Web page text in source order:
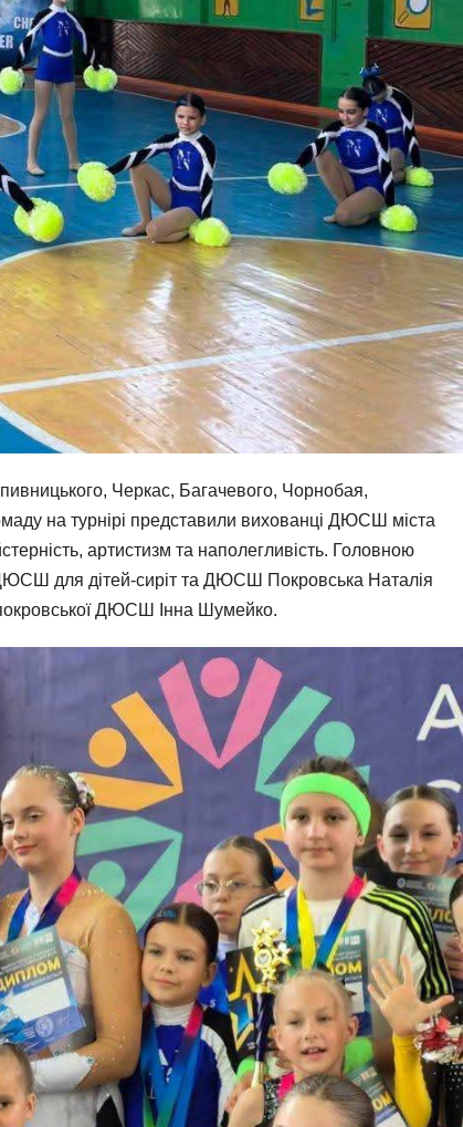
Черкас, Багачевого, Чорнобая,
на турнірі представили вихованці ДЮСШ міста
артистизм та наполегливість. Головною
для дітей-сиріт та ДЮСШ Покровська Наталія
ДЮСШ Інна Шумейко.